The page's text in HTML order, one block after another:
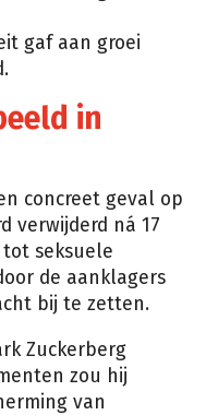
gaf aan groei
in
concreet geval op
verwijderd ná 17
seksuele
de aanklagers
bij te zetten.
Zuckerberg
zou hij
van